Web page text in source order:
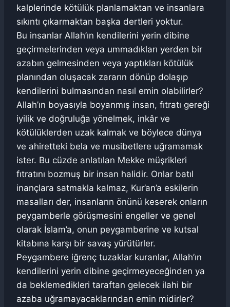
kalplerinde kötülük planlamaktan ve insanlara
sıkıntı çıkarmaktan başka dertleri yoktur.
Bu insanlar Allah’ın kendilerini yerin dibine
geçirmelerinden veya ummadıkları yerden bir
azabın gelmesinden veya yaptıkları kötülük
planından oluşacak zararın dönüp dolaşıp
kendilerini bulmasından nasıl emin olabilirler?
Allah’ın boyasıyla boyanmış insan, fıtratı gereği
iyilik ve doğruluğa yönelmek, inkâr ve
kötülüklerden uzak kalmak ve böylece dünya
ve ahiretteki bela ve musibetlere uğramamak
ister. Bu cüzde anlatılan Mekke müşrikleri
fıtratını bozmuş bir insan halidir. Onlar batıl
inançlara satmakla kalmaz, Kur’an’a eskilerin
masalları der, insanların önünü keserek onların
peygamberle görüşmesini engeller ve genel
olarak İslam’a, onun peygamberine ve kutsal
kitabına karşı bir savaş yürütürler.
Peygambere iğrenç tuzaklar kuranlar, Allah’ın
kendilerini yerin dibine geçirmeyeceğinden ya
da beklemedikleri taraftan gelecek ilahi bir
azaba uğramayacaklarından emin midirler?